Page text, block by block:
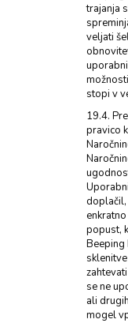
trajanja
veljati
stopi v
19.4.
pravico
doplačil,
popust,
Beeping
se ne
ali
mogel